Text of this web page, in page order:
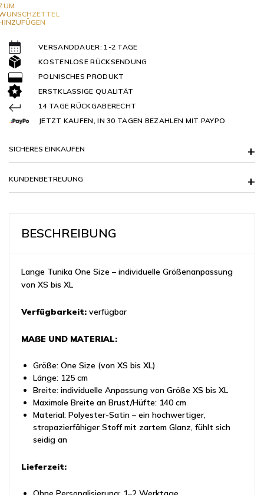
VERSANDDAUER: 1-2 TAGE
KOSTENLOSE RÜCKSENDUNG
POLNISCHES PRODUKT
ERSTKLASSIGE QUALITÄT
14 TAGE RÜCKGABERECHT
JETZT KAUFEN, IN 30 TAGEN BEZAHLEN MIT PAYPO
SICHERES EINKAUFEN
KUNDENBETREUUNG
BESCHREIBUNG
Lange Tunika One Size – individuelle Größenanpassung
von XS bis XL
Verfügbarkeit: verfügbar
MAẞE UND MATERIAL:
Größe: One Size (von XS bis XL)
Länge: 125 cm
Breite: individuelle Anpassung von Größe XS bis XL
Maximale Breite an Brust/Hüfte: 140 cm
Material: Polyester-Satin – ein hochwertiger,
strapazierfähiger Stoff mit zartem Glanz, fühlt sich
seidig an
Lieferzeit: